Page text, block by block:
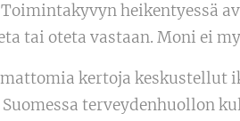
Toimintakyvyn heikentyessä
tai oteta vastaan. Moni ei
kertoja keskustellut
terveydenhuollon